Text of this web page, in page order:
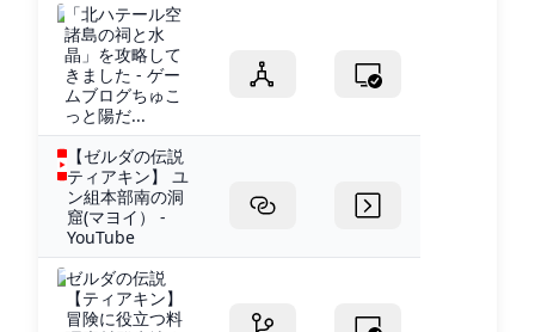
「北ハテール空
諸島の祠と水
晶」を攻略して
きました - ゲー
ムブログちゅこ
っと陽だ...
【ゼルダの伝説
ティアキン】 ユ
ン組本部南の洞
窟(マヨイ） -
YouTube
ゼルダの伝説
【ティアキン】
冒険に役立つ料